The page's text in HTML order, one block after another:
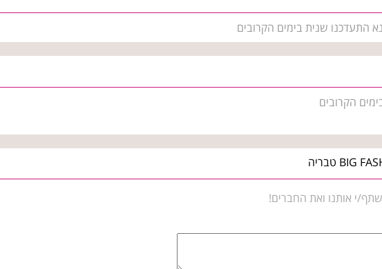
התעדכנו שנית בימים הקרובים
הקרובים
י אותנו ואת החברים!